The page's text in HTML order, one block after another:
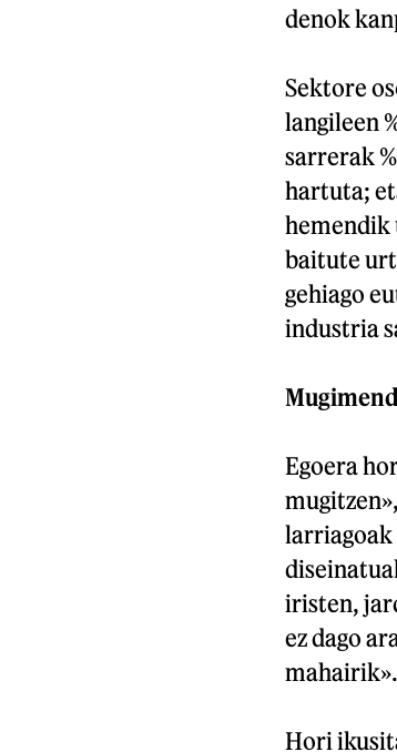
denok
Sektore
langileen
sarrerak
hartuta;
hemendik
baitute
gehiago
industria
Egoera
larriagoak
iristen,
ez dago
mahairik».
Hori